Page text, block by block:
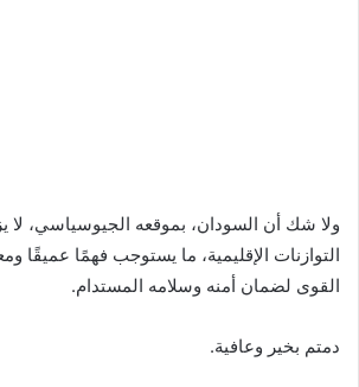
ولا شك أن السودان، بموقعه الجيوسياسي، لا
التوازنات الإقليمية، ما يستوجب فهمًا عميقًا
القوى لضمان أمنه وسلامه المستدام.
دمتم بخير وعافية.